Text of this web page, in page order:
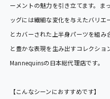
ーメントの魅力を引き立てます。ま
ッグには繊細な変化を与えたバリ
とカバーされた上半身パーツを組
と豊かな表現を生み出すコレクシ
Mannequinsの日本総代理店です。
【こんなシーンにおすすめです】